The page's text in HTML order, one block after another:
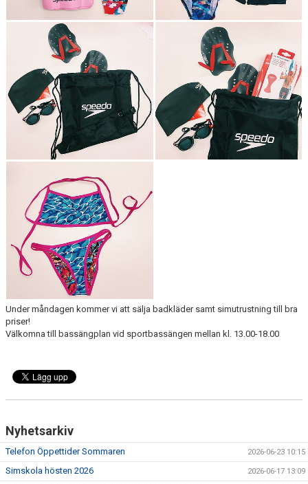
BOKNING SIMSKOLA
KALENDER
WEBSHOP
Under måndagen kommer vi att sälja badkläder samt simutrustning till bra
priser!
Välkomna till bassängplan vid sportbassängen mellan kl. 13.00-18.00
Nyhetsarkiv
Telefon Öppettider Sommaren 2026-06-23 10:15
Simskola hösten 2026 2026-06-17 13:09